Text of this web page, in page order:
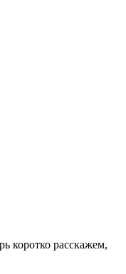
коротко расскажем,